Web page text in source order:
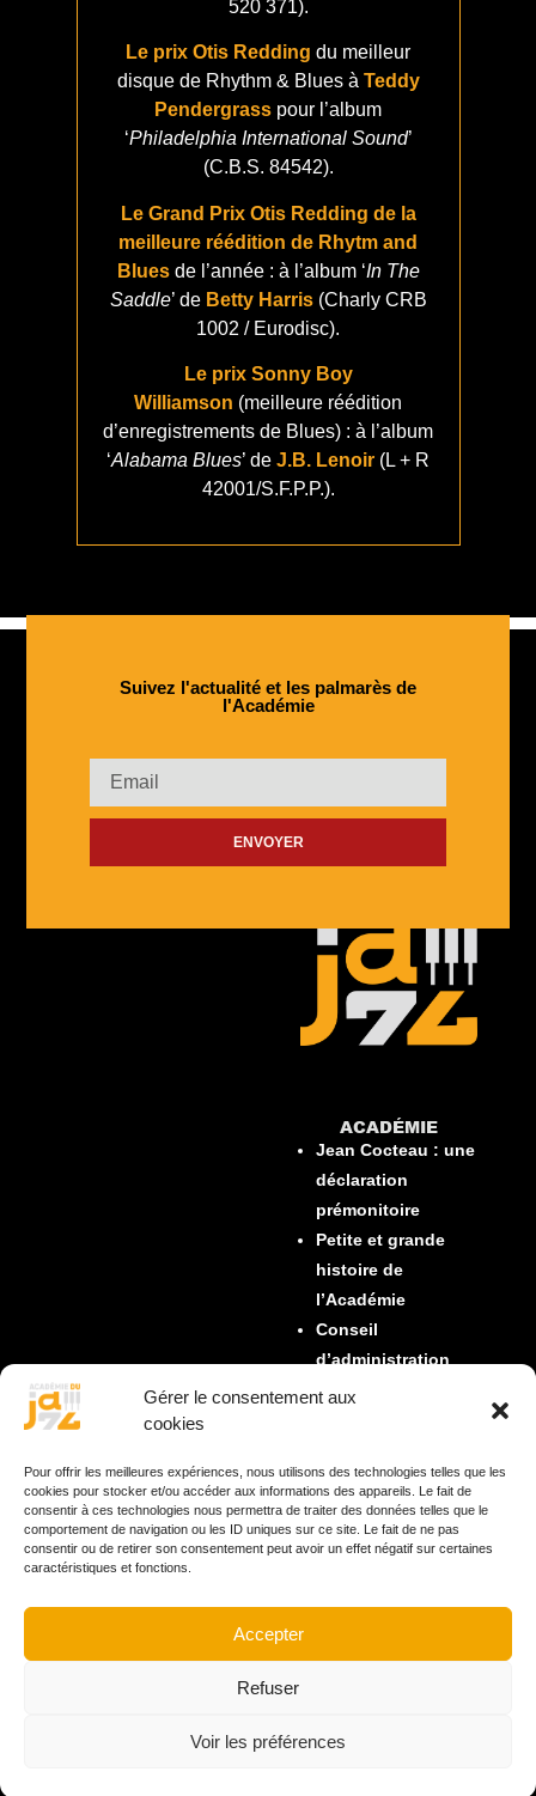
Gérer le consentement aux
cookies
Pour offrir les meilleures expériences, nous utilisons des technologies telles que les
cookies pour stocker et/ou accéder aux informations des appareils. Le fait de
consentir à ces technologies nous permettra de traiter des données telles que le
comportement de navigation ou les ID uniques sur ce site. Le fait de ne pas
consentir ou de retirer son consentement peut avoir un effet négatif sur certaines
caractéristiques et fonctions.
Accepter
Refuser
Voir les préférences
520 371).
Le prix Otis Redding du meilleur
disque de Rhythm & Blues à Teddy
Pendergrass pour l’album
‘Philadelphia International Sound’
(C.B.S. 84542).
Le Grand Prix Otis Redding de la
meilleure réédition de Rhytm and
Bluesde l’année : à l’album ‘In The
Saddle’ de Betty Harris(Charly CRB
1002 / Eurodisc).
Le prix Sonny Boy
Williamson (meilleure réédition
d’enregistrements de Blues) : à l’album
‘Alabama Blues’ de J.B. Lenoir (L + R
42001/S.F.P.P.).
Suivez l'actualité et les palmarès de
l'Académie​
ENVOYER
ACADÉMIE​
Jean Cocteau : une
déclaration
prémonitoire
Petite et grande
histoire de
l’Académie
Conseil
d’administration
Collège électoral
Partenaires
Mentions légales
L’ancien site
Historique des